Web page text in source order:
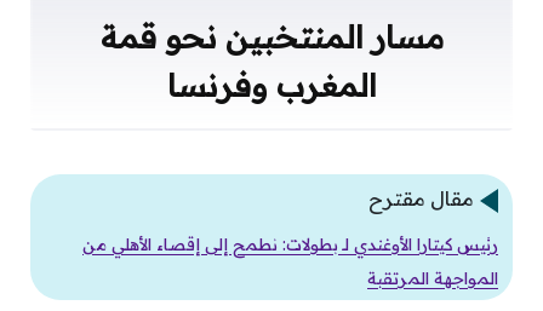
مسار المنتخبين نحو قمة
المغرب وفرنسا
مقال مقترح
رئيس كيتارا الأوغندي لـ بطولات: نطمح إلى إقصاء الأهلي من
المواجهة المرتقبة